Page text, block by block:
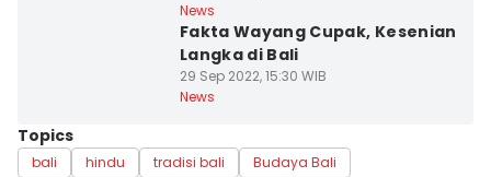
News
Fakta Wayang Cupak, Kesenian
Langka di Bali
29 Sep 2022, 15:30 WIB
News
Topics
bali hindu tradisi bali
Budaya Bali